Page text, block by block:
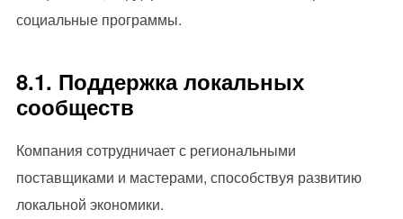
социальные программы.
8.1. Поддержка локальных
сообществ
Компания сотрудничает с региональными
поставщиками и мастерами, способствуя развитию
локальной экономики.